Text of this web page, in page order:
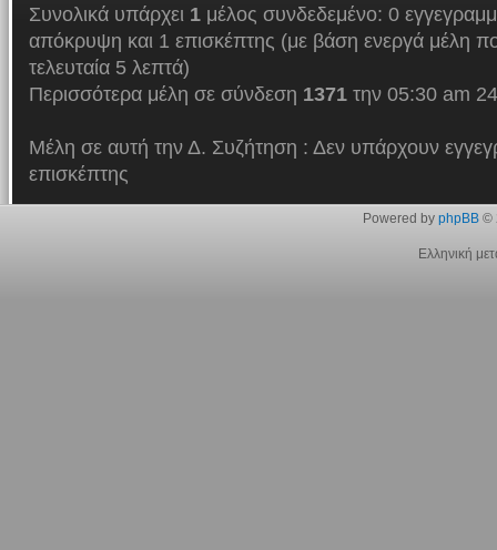
Συνολικά υπάρχει 1μέλος συνδεδεμένο: 0
απόκρυψη και 1 επισκέπτης (με βάση ενεργά μέλη
τελευταία 5 λεπτά)
Περισσότερα μέλη σε σύνδεση 1371την 05:30 am
Μέλη σε αυτή την Δ. Συζήτηση : Δεν υπάρχουν
επισκέπτης
Powered by phpBB©
Ελληνική